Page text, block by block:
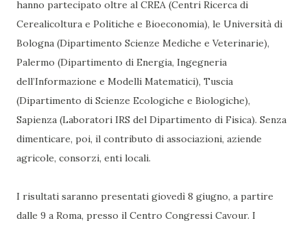
hanno partecipato oltre al CREA (Centri Ricerca di
Cerealicoltura e Politiche e Bioeconomia), le Università di
Bologna (Dipartimento Scienze Mediche e Veterinarie),
Palermo (Dipartimento di Energia, Ingegneria
dell’Informazione e Modelli Matematici), Tuscia
(Dipartimento di Scienze Ecologiche e Biologiche),
Sapienza (Laboratori IRS del Dipartimento di Fisica). Senza
dimenticare, poi, il contributo di associazioni, aziende
agricole, consorzi, enti locali.
I risultati saranno presentati giovedì 8 giugno, a partire
dalle 9 a Roma, presso il Centro Congressi Cavour. I